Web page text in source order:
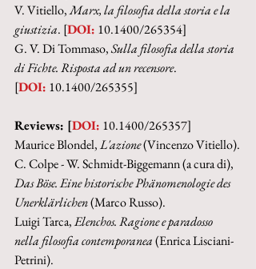
V. Vitiello, Marx, la filosofia della storia e la
giustizia. [DOI: 10.1400/265354]
G. V. Di Tommaso, Sulla filosofia della storia
di Fichte. Risposta ad un recensore.
[DOI: 10.1400/265355]
Reviews: [DOI: 10.1400/265357]
Maurice Blondel, L'azione (Vincenzo Vitiello).
C. Colpe - W. Schmidt-Biggemann (a cura di),
Das Böse. Eine historische Phänomenologie des
Unerklärlichen (Marco Russo).
Luigi Tarca, Elenchos. Ragione e paradosso
nella filosofia contemporanea (Enrica Lisciani-
Petrini).